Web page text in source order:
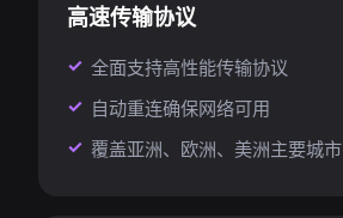
高速传输协议
全面支持高性能传输协议
自动重连确保网络可用
覆盖亚洲、欧洲、美洲主要城市